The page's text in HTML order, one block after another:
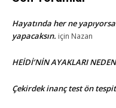
Hayatında her ne
yapacaksın. için Nazan
HEİDİ’NİN AYAKLARI
Çekirdek inanç test ön tespit